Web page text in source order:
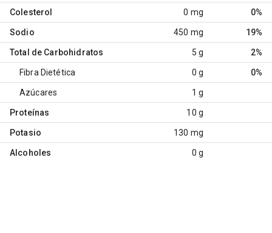
Colesterol 0 mg 0%
Sodio 450 mg 19%
Total de Carbohidratos 5 g 2%
Fibra Dietética 0 g 0%
Azúcares 1 g
Proteínas 10 g
Potasio 130 mg
Alcoholes 0 g